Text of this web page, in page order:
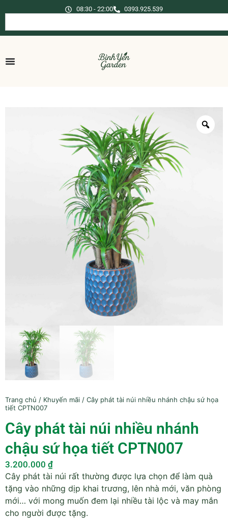
08:30 - 22:00 0393.925.539
Trang chủ / Khuyến mãi / Cây phát tài núi nhiều nhánh chậu sứ họa
tiết CPTN007
Cây phát tài núi nhiều nhánh
chậu sứ họa tiết CPTN007
3.200.000 ₫
Cây phát tài núi rất thường được lựa chọn để làm quà
tặng vào những dịp khai trương, lên nhà mới, văn phòng
mới… với mong muốn đem lại nhiều tài lộc và may mắn
cho người được tặng.